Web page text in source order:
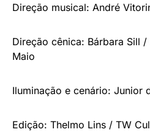
Direção musical: André
Direção cênica: Bárbara Sill
Maio
Iluminação e cenário: Junior
Edição: Thelmo Lins / TW